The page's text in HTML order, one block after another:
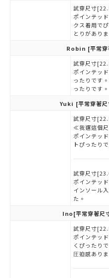
試穿尺寸
ポインテッ
クス着用で
とりがあり
Robin [平常
試穿尺寸
ポインテッ
ったりです
ったりです。
Yuki [平常穿著
試穿尺寸
≪我選這個
ポインテッ
トぴったり
試穿尺寸
ポインテッ
インソール
た。
Ino[平常穿著尺
試穿尺寸
ポインテッ
くぴったり
圧迫感あり